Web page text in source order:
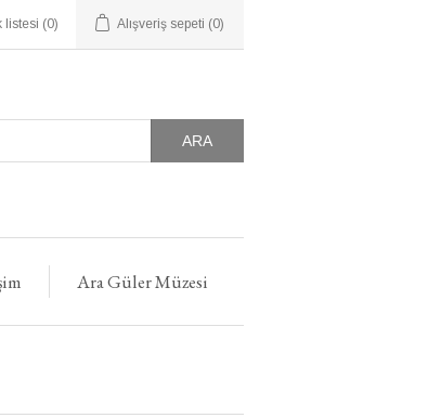
listesi (0) Alışveriş sepeti (0)
ARA
Ara Güler Müzesi